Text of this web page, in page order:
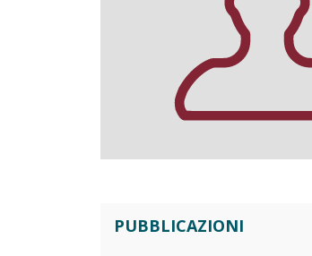
PUBBLICAZIONI